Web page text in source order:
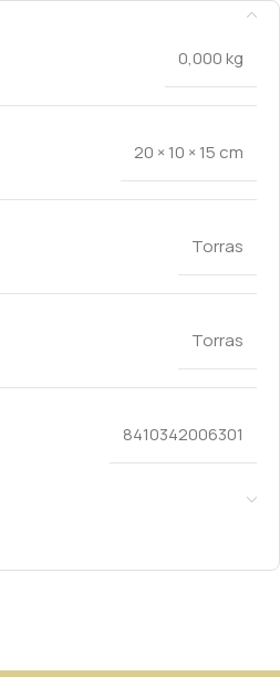
0,000 kg
20 × 10 × 15 cm
Torras
Torras
8410342006301